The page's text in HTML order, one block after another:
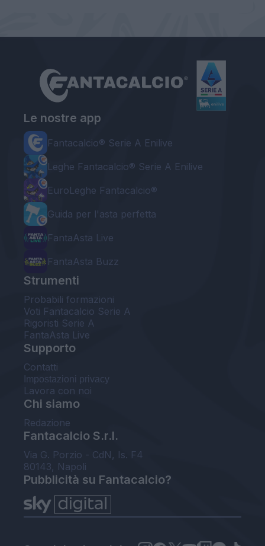
Le nostre app
Fantacalcio® Serie A Enilive
Leghe Fantacalcio® Serie A Enilive
EuroLeghe Fantacalcio®
Guida per l'asta perfetta
FantaAsta Live
FantaAsta Buzz
Strumenti
Probabili formazioni
Voti Fantacalcio Serie A
Rigoristi Serie A
FantaAsta Live
Supporto
Contatti
Impostazioni privacy
Lavora con noi
Chi siamo
Redazione
Fantacalcio S.r.l.
Via G. Porzio - CdN, Is. F4
80143, Napoli
Pubblicità su Fantacalcio?